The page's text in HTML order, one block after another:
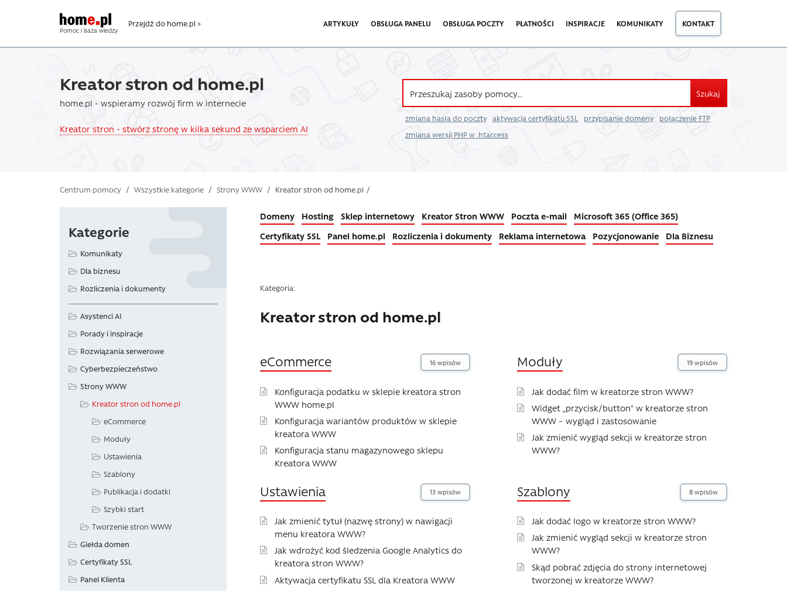
Pomoc i Baza wiedzy
Przejdź do home.pl > ARTYKUŁY OBSŁUGA PANELU OBSŁUGA POCZTY PŁATNOŚCI INSPIRACJE KOMUNIKATY KONTAKT
Kreator stron od home.pl
home.pl - wspieramy rozwój firm w internecie
Kreator stron - stwórz stronę w kilka sekund ze wsparciem AI
Szukaj
zmiana hasła do poczty aktywacja certyfikatu SSL przypisanie domeny
połączenie FTP
zmiana wersji PHP w .htaccess
Centrum pomocy / Wszystkie kategorie / Strony WWW / Kreator stron od home.pl /
Domeny Hosting Sklep internetowy Kreator Stron WWW Poczta e-mail
Microsoft 365 (Office 365)
Certyfikaty SSL
Panel home.pl Rozliczenia i dokumenty Reklama internetowa Pozycjonowanie Dla Biznesu
Kategoria:
Kreator stron od home.pl
eCommerce 16 wpisów
Konfiguracja podatku w sklepie kreatora stron
WWW home.pl
Konfiguracja wariantów produktów w sklepie
kreatora WWW
Konfiguracja stanu magazynowego sklepu
Kreatora WWW
Moduły 19 wpisów
Jak dodać film w kreatorze stron WWW?
Widget „przycisk/button” w kreatorze stron
WWW – wygląd i zastosowanie
Jak zmienić wygląd sekcji w kreatorze stron
WWW?
Ustawienia 13 wpisów
Jak zmienić tytuł (nazwę strony) w nawigacji
menu kreatora WWW?
Jak wdrożyć kod śledzenia Google Analytics do
kreatora stron WWW?
Aktywacja certyfikatu SSL dla Kreatora WWW
Szablony 8 wpisów
Jak dodać logo w kreatorze stron WWW?
Jak zmienić wygląd sekcji w kreatorze stron
WWW?
Skąd pobrać zdjęcia do strony internetowej
tworzonej w kreatorze WWW?
Kategorie
Komunikaty
Dla biznesu
Rozliczenia i dokumenty
Asystenci AI
Porady i inspiracje
Rozwiązania serwerowe
Cyberbezpieczeństwo
Strony WWW
Kreator stron od home.pl
eCommerce
Moduły
Ustawienia
Szablony
Publikacja i dodatki
Szybki start
Tworzenie stron WWW
Giełda domen
Certyfikaty SSL
Panel Klienta